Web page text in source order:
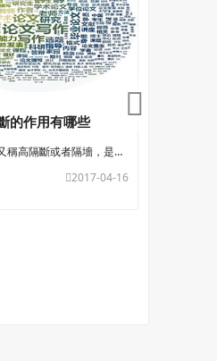
的作用有哪些
辦公室隔斷又稱高隔斷或者隔墻，是現代辦公室對環保、采光、隔音、靈活設計
2017-04-16